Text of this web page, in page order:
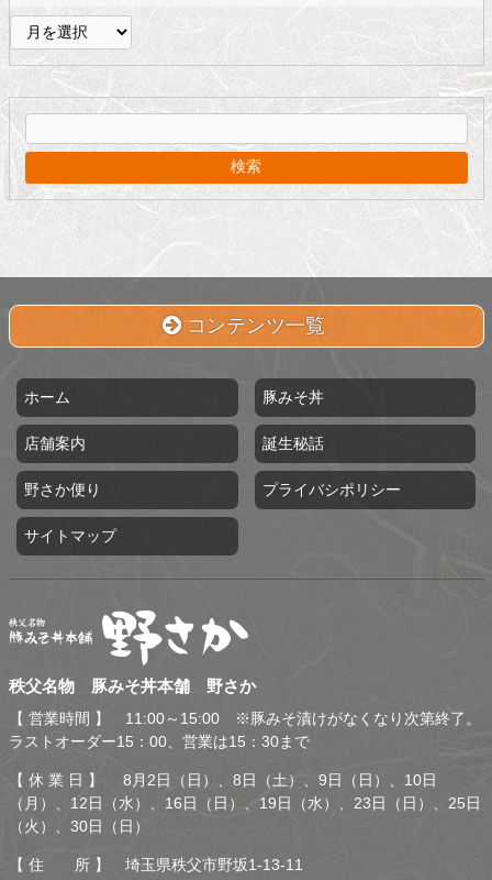
ア
ー
カ
イ
ブ
コンテンツ一覧
ホーム 豚みそ丼
店舗案内 誕生秘話
野さか便り プライバシポリシー
サイトマップ
秩父名物 豚みそ丼本舗 野
秩父名物 豚みそ丼本舗 野さか
【 営業時間 】 11:00～15:00 ※豚みそ漬けがなくなり次第終了。
ラストオーダー15：00、営業は15：30まで
【 休 業 日 】 8月2日（日）、8日（土）、9日（日）、10日
（月）、12日（水）、16日（日）、19日（水）、23日（日）、25日
（火）、30日（日）
【 住 所 】 埼玉県秩父市野坂1-13-11